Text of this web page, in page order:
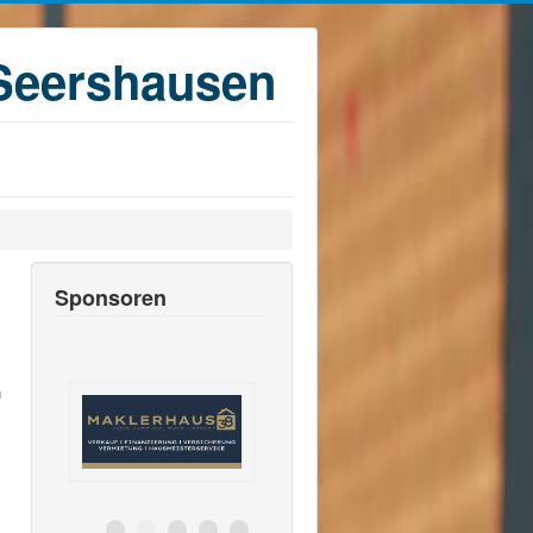
Sponsoren